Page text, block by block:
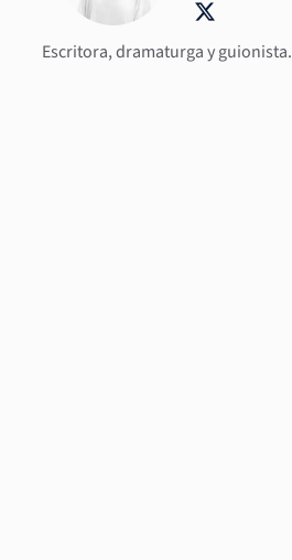
Escritora, dramaturga y guionista.